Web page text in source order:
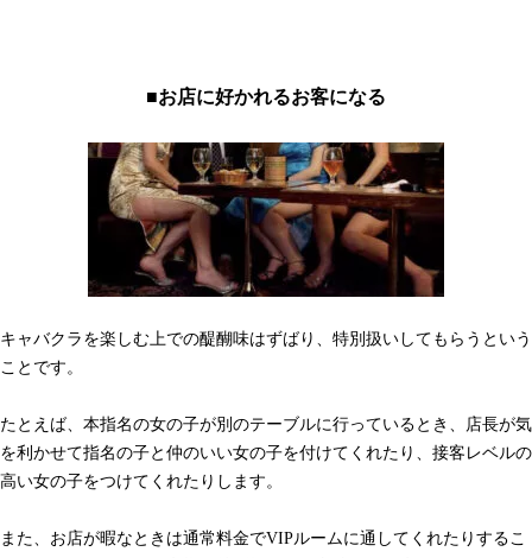
■お店に好かれるお客になる
キャバクラを楽しむ上での醍醐味はずばり、特別扱いしてもらうという
ことです。
たとえば、本指名の女の子が別のテーブルに行っているとき、店長が気
を利かせて指名の子と仲のいい女の子を付けてくれたり、接客レベルの
高い女の子をつけてくれたりします。
また、お店が暇なときは通常料金でVIPルームに通してくれたりするこ